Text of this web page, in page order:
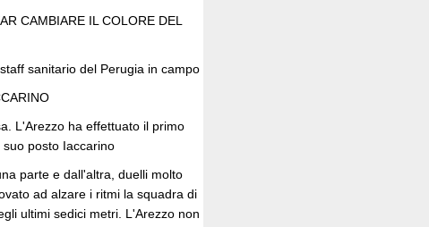
CAMBIARE IL COLORE DEL
sanitario del Perugia in campo
L'Arezzo ha effettuato il primo
posto Iaccarino
parte e dall'altra, duelli molto
ad alzare i ritmi la squadra di
ultimi sedici metri. L'Arezzo non